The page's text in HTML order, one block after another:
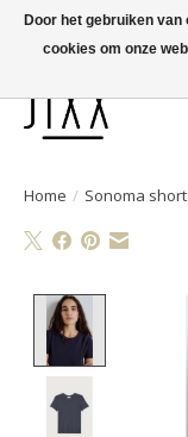
Voor 14.00 uur besteld,
Home / Sonoma
Door het gebruiken
cookies om onze